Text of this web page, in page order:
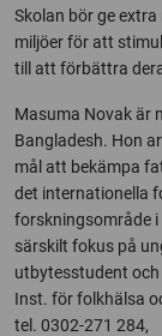
Skolan bör ge
miljöer för att
till att förbättra
Masuma Novak är
Bangladesh. Hon
mål att bekämpa
det internationella
forskningsområde i
särskilt fokus på
utbytesstudent och
Inst. för folkhälsa
tel. 0302-271 284,